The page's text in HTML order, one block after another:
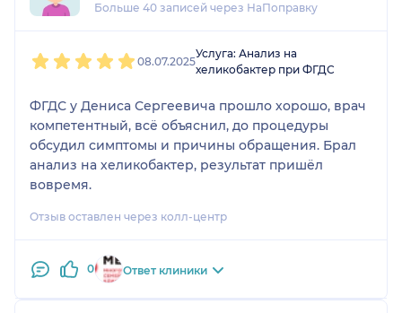
Больше 40 записей через НаПоправку
08.07.2025
Услуга: Анализ на
хеликобактер при ФГДС
ФГДС у Дениса Сергеевича прошло хорошо, врач
компетентный, всё объяснил, до процедуры
обсудил симптомы и причины обращения. Брал
анализ на хеликобактер, результат пришёл
вовремя.
Отзыв оставлен через колл-центр
0 Ответ клиники